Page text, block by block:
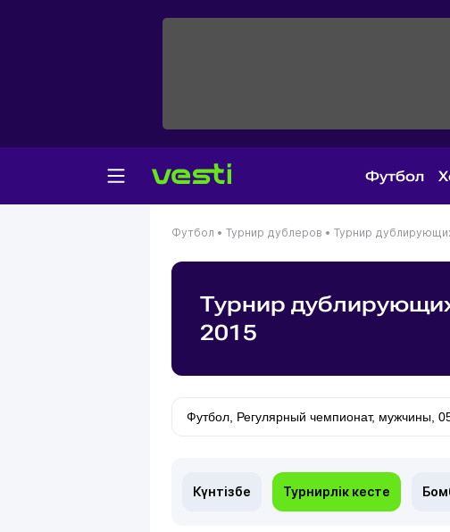
Футбол
Футбол • Турнир дублеров • Турнир
Турнир
2015
Күнтізбе Турнирлік кесте